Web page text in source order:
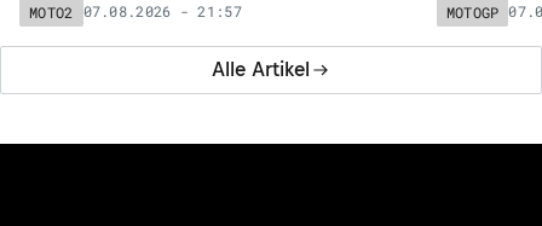
Alle Artikel
MOTO2 07.08.2026 - 21:57 MOTOGP